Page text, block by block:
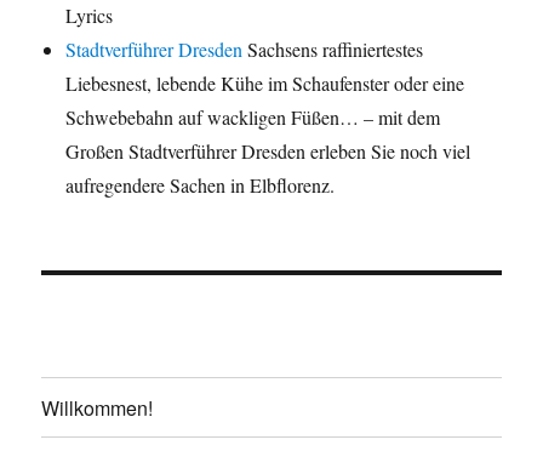
Lyrics
Stadtverführer Dresden Sachsens raffiniertestes
Liebesnest, lebende Kühe im Schaufenster oder eine
Schwebebahn auf wackligen Füßen… – mit dem
Großen Stadtverführer Dresden erleben Sie noch viel
aufregendere Sachen in Elbflorenz.
Willkommen!